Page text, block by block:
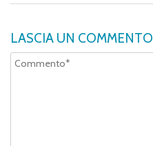
LASCIA UN COMMENTO